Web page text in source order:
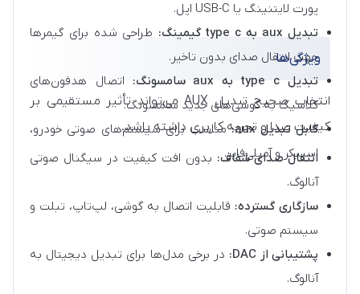
پورت لایتنینگ یا USB-C اپل.
تبدیل aux به type c گیمینگ:
طراحی شده برای گیمرها
جهت انتقال صدای بدون تاخیر.
تبدیل type c به aux سامسونگ:
اتصال هدفون‌های
کلاسیک به گوشی‌های جدید سامسونگ.
کابل تبدیل aux:
مناسب برای سیستم‌های صوتی خودرو،
اسپیکر و آمپلی‌فایر.
ویژگی‌ها
انتخاب صحیح تبدیل AUX می‌تواند تأثیر مستقیمی بر
کیفیت صدا و تجربه کاربری داشته باشد.
انتقال صدای شفاف: بدون افت کیفیت در سیگنال صوتی
آنالوگ.
سازگاری گسترده: قابلیت اتصال به گوشی، لپ‌تاپ، تبلت و
سیستم صوتی.
پشتیبانی از DAC:
در برخی مدل‌ها برای تبدیل دیجیتال به
آنالوگ.